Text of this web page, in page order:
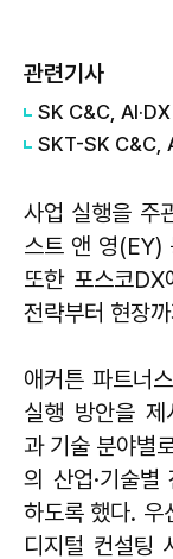
관련기사
SK C&C, AI·DX
SKT-SK C&C,
사업 실행을 주
스트 앤 영(EY)
또한 포스코DX
전략부터 현장
애커튼 파트너
실행 방안을
과 기술 분야별
의 산업·기술별
하도록 했다. 우
디지털 컨설팅